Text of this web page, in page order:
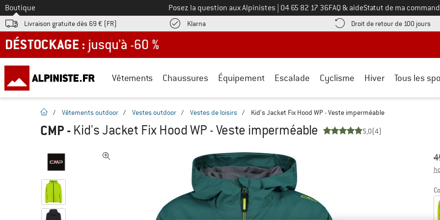
Vers le
Boutique Posez la question aux Alpinistes Appelez-nous au
04 65 82 17 36FAQ & aideStatut de ma
Livraison gratuite dès 69 € (FR) KlarnaTrouve les informations de paiement ici ! Ouvre une boîte d'information
Droit de retour de 100 jours
DÉSTOCKAGE : jusqu'à -60 %
Vêtements Chaussures Équipement Escalade Cyclisme Hiver Tous les
Page d'accueil
/ Vêtements outdoor / Vestes outdoor / Vestes de loisirs / Kid's Jacket Fix Hood WP - Veste imperméable
CMP - Kid's Jacket Fix Hood WP - Veste imperméable 5,0(4)